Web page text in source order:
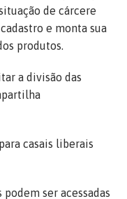
de cárcere
e monta sua
produtos.
a divisão das
casais liberais
ser acessadas